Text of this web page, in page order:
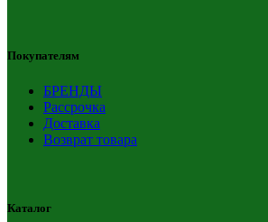
Покупателям
БРЕНДЫ
Рассрочка
Доставка
Возврат товара
Каталог